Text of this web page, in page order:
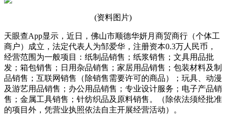
(资料图片)
天眼查App显示，近日，佛山市顺德华妍月商贸商行（个体工
商户）成立，法定代表人为邹爱华，注册资本0.3万人民币，
经营范围为一般项目：纸制品销售；纸浆销售；文具用品批
发；箱包销售；日用杂品销售；家居用品销售；包装材料及制
品销售；互联网销售（除销售需要许可的商品）；玩具、动漫
及游艺用品销售；办公用品销售；专业设计服务；电子产品销
售；金属工具销售；针纺织品及原料销售。（除依法须经批准
的项目外，凭营业执照依法自主开展经营活动）。